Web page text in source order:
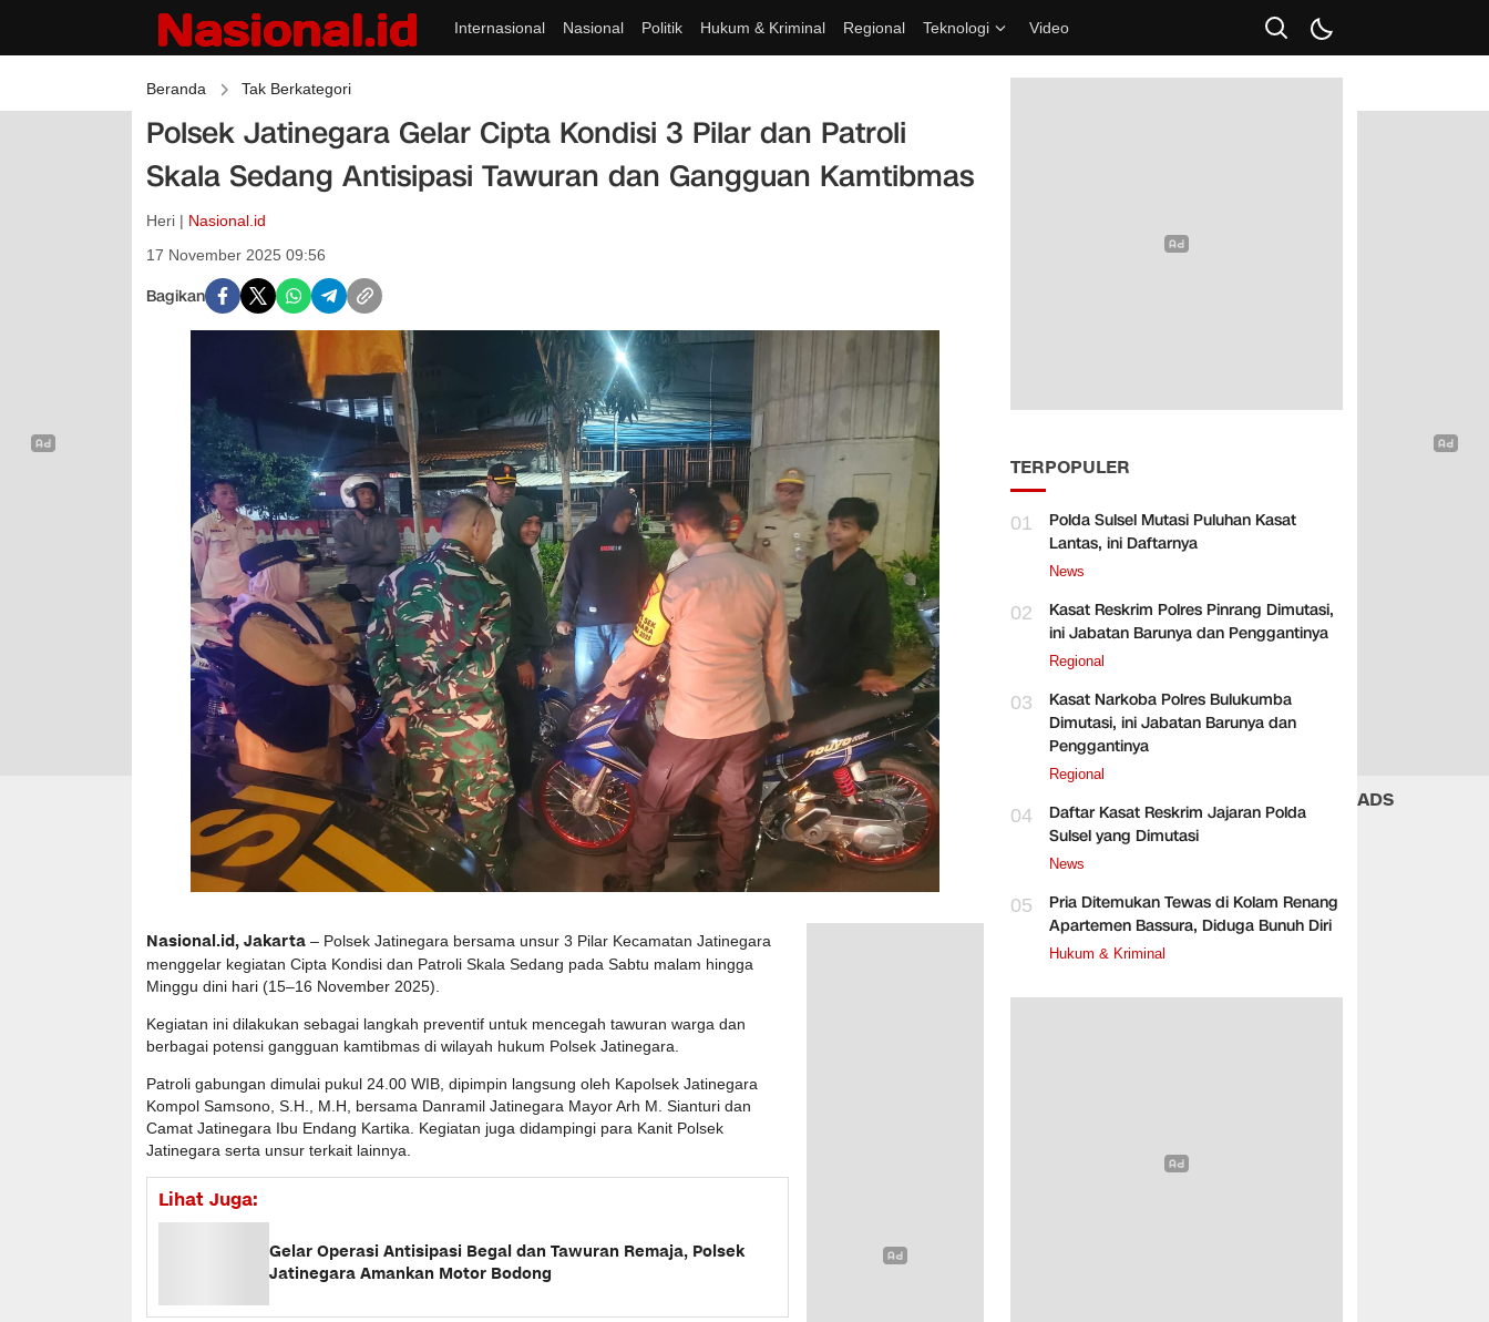
Internasional Nasional Politik Hukum & Kriminal Regional Teknologi Video
Beranda Tak Berkategori
Polsek Jatinegara Gelar Cipta Kondisi 3 Pilar dan Patroli
Skala Sedang Antisipasi Tawuran dan Gangguan Kamtibmas
Heri | Nasional.id
17 November 2025 09:56
Bagikan
Nasional.id, Jakarta – Polsek Jatinegara bersama unsur 3 Pilar Kecamatan Jatinegara
menggelar kegiatan Cipta Kondisi dan Patroli Skala Sedang pada Sabtu malam hingga
Minggu dini hari (15–16 November 2025).
Kegiatan ini dilakukan sebagai langkah preventif untuk mencegah tawuran warga dan
berbagai potensi gangguan kamtibmas di wilayah hukum Polsek Jatinegara.
Patroli gabungan dimulai pukul 24.00 WIB, dipimpin langsung oleh Kapolsek Jatinegara
Kompol Samsono, S.H., M.H, bersama Danramil Jatinegara Mayor Arh M. Sianturi dan
Camat Jatinegara Ibu Endang Kartika. Kegiatan juga didampingi para Kanit Polsek
Jatinegara serta unsur terkait lainnya.
Lihat Juga:
Gelar Operasi Antisipasi Begal dan Tawuran Remaja, Polsek
Jatinegara Amankan Motor Bodong
TERPOPULER
01
Polda Sulsel Mutasi Puluhan Kasat
Lantas, ini Daftarnya
News
02
Kasat Reskrim Polres Pinrang Dimutasi,
ini Jabatan Barunya dan Penggantinya
Regional
03
Kasat Narkoba Polres Bulukumba
Dimutasi, ini Jabatan Barunya dan
Penggantinya
Regional
04
Daftar Kasat Reskrim Jajaran Polda
Sulsel yang Dimutasi
News
05
Pria Ditemukan Tewas di Kolam Renang
Apartemen Bassura, Diduga Bunuh Diri
Hukum & Kriminal
ADS